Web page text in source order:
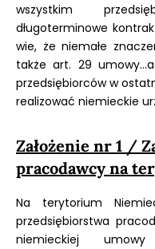
wszystkim
długoterminowe
wie, że niemałe
także art. 29
przedsiębiorców w
realizować niemieckie
Założenie nr 1 /
pracodawcy na
Na terytorium
przedsiębiorstwa
niemieckiej